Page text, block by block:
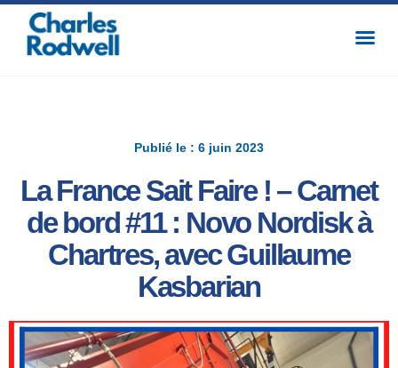
Publié le : 6 juin 2023
La France Sait Faire ! – Carnet
de bord #11 : Novo Nordisk à
Chartres, avec Guillaume
Kasbarian